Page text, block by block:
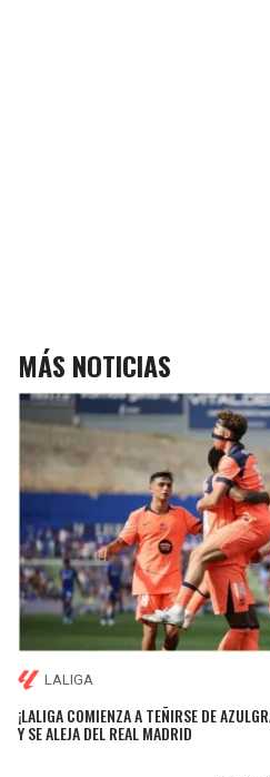
MÁS NOTICIAS
LALIGA
¡LALIGA COMIENZA A TEÑIRSE DE
Y SE ALEJA DEL REAL MADRID